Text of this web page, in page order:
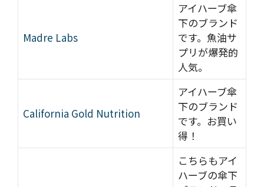
Madre Labs
アイハーブ傘
下のブランド
です。魚油サ
プリが爆発的
人気。
California Gold Nutrition
アイハーブ傘
下のブランド
です。お買い
得！
こちらもアイ
ハーブの傘下